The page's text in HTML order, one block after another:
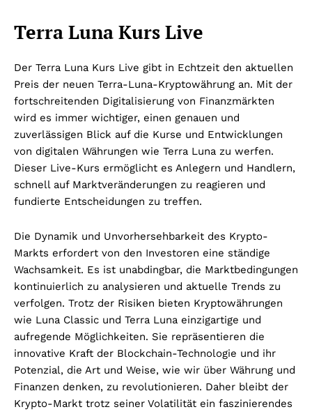
Terra Luna Kurs Live
Der Terra Luna Kurs Live gibt in Echtzeit den aktuellen
Preis der neuen Terra-Luna-Kryptowährung an. Mit der
fortschreitenden Digitalisierung von Finanzmärkten
wird es immer wichtiger, einen genauen und
zuverlässigen Blick auf die Kurse und Entwicklungen
von digitalen Währungen wie Terra Luna zu werfen.
Dieser Live-Kurs ermöglicht es Anlegern und Handlern,
schnell auf Marktveränderungen zu reagieren und
fundierte Entscheidungen zu treffen.
Die Dynamik und Unvorhersehbarkeit des Krypto-
Markts erfordert von den Investoren eine ständige
Wachsamkeit. Es ist unabdingbar, die Marktbedingungen
kontinuierlich zu analysieren und aktuelle Trends zu
verfolgen. Trotz der Risiken bieten Kryptowährungen
wie Luna Classic und Terra Luna einzigartige und
aufregende Möglichkeiten. Sie repräsentieren die
innovative Kraft der Blockchain-Technologie und ihr
Potenzial, die Art und Weise, wie wir über Währung und
Finanzen denken, zu revolutionieren. Daher bleibt der
Krypto-Markt trotz seiner Volatilität ein faszinierendes